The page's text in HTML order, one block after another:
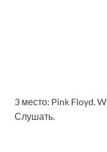
3 место: Pink Floyd.
Слушать.